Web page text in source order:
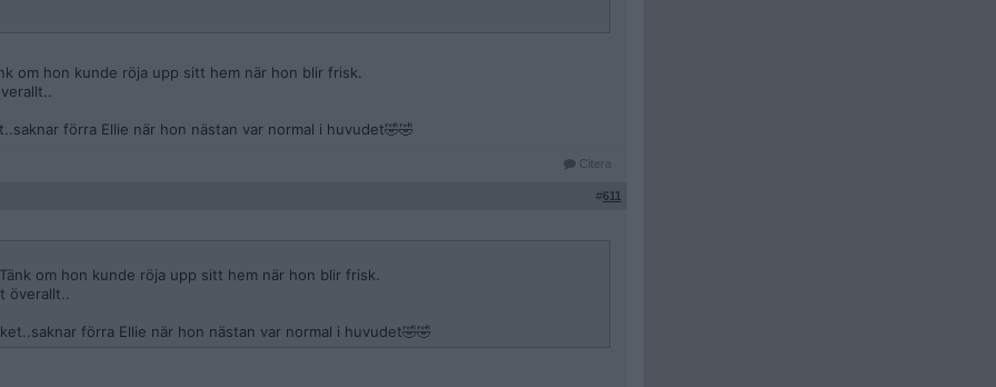
om hon kunde röja upp sitt hem när hon blir frisk.
förra Ellie när hon nästan var normal i huvudet🤣🤣
Citera
#611
om hon kunde röja upp sitt hem när hon blir frisk.
förra Ellie när hon nästan var normal i huvudet🤣🤣